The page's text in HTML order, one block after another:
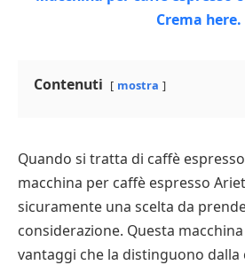
Contenuti mostra
Quando si tratta di caffè
macchina per caffè espresso
sicuramente una scelta da
considerazione. Questa
vantaggi che la distinguono dalla